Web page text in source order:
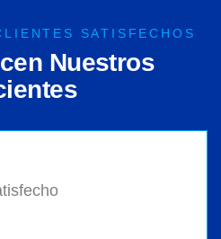
SATISFECHOS
cen Nuestros
ientes